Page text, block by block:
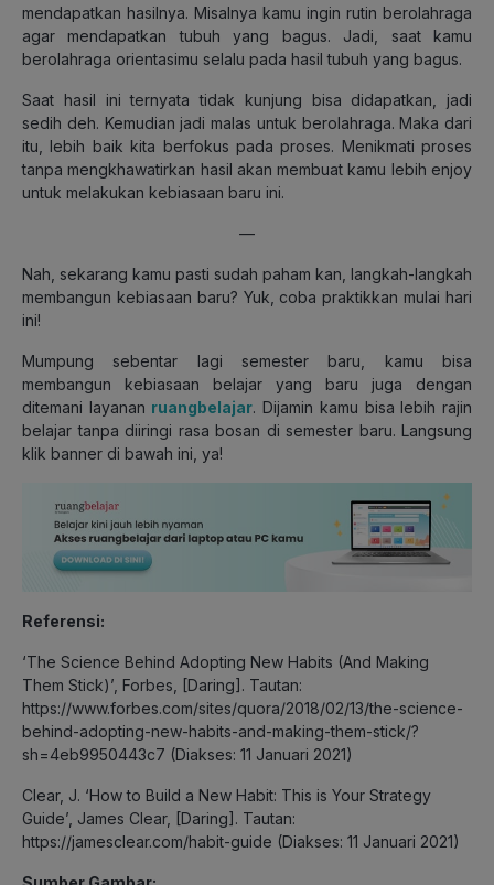
mendapatkan hasilnya. Misalnya kamu ingin rutin berolahraga
agar mendapatkan tubuh yang bagus. Jadi, saat kamu
berolahraga orientasimu selalu pada hasil tubuh yang bagus.
Saat hasil ini ternyata tidak kunjung bisa didapatkan, jadi
sedih deh. Kemudian jadi malas untuk berolahraga. Maka dari
itu, lebih baik kita berfokus pada proses. Menikmati proses
tanpa mengkhawatirkan hasil akan membuat kamu lebih enjoy
untuk melakukan kebiasaan baru ini.
—
Nah, sekarang kamu pasti sudah paham kan, langkah-langkah
membangun kebiasaan baru? Yuk, coba praktikkan mulai hari
ini!
Mumpung sebentar lagi semester baru, kamu bisa
membangun kebiasaan belajar yang baru juga dengan
ditemani layanan ruangbelajar. Dijamin kamu bisa lebih rajin
belajar tanpa diiringi rasa bosan di semester baru. Langsung
klik banner di bawah ini, ya!
Referensi:
‘The Science Behind Adopting New Habits (And Making
Them Stick)’, Forbes, [Daring]. Tautan:
https://www.forbes.com/sites/quora/2018/02/13/the-science-
behind-adopting-new-habits-and-making-them-stick/?
sh=4eb9950443c7 (Diakses: 11 Januari 2021)
Clear, J. ‘How to Build a New Habit: This is Your Strategy
Guide’, James Clear, [Daring]. Tautan:
https://jamesclear.com/habit-guide (Diakses: 11 Januari 2021)